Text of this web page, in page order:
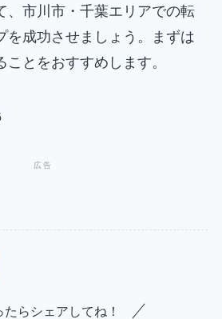
、市川市・千葉エリアでの転
を成功させましょう。まずは
とをおすすめします。
たらシェアしてね！